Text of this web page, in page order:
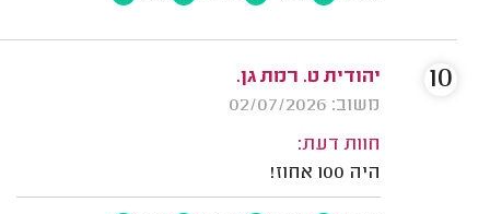
יהודית ט. רמת גן.
משוב: 02/07/2026
חוות דעת:
היה 100 אחוז!
10